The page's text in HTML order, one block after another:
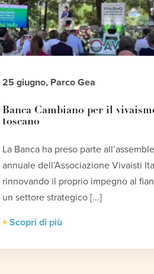
25 giugno, Parco Gea
Banca Cambiano per il
toscano
La Banca ha preso parte
annuale dell’Associazione Vivaisti
rinnovando il proprio impegno al
un settore strategico [...]
Scopri di più